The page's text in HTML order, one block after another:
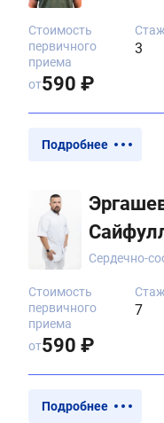
Стаж
3
Стоимость
первичного
приема
от590 ₽
Подробнее
Сердечно-
Стаж
7
Стоимость
первичного
приема
от590 ₽
Подробнее